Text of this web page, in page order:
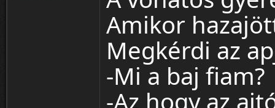
Amikor
Megkérdi az
-Mi a baj fiam?
-Az hogy az